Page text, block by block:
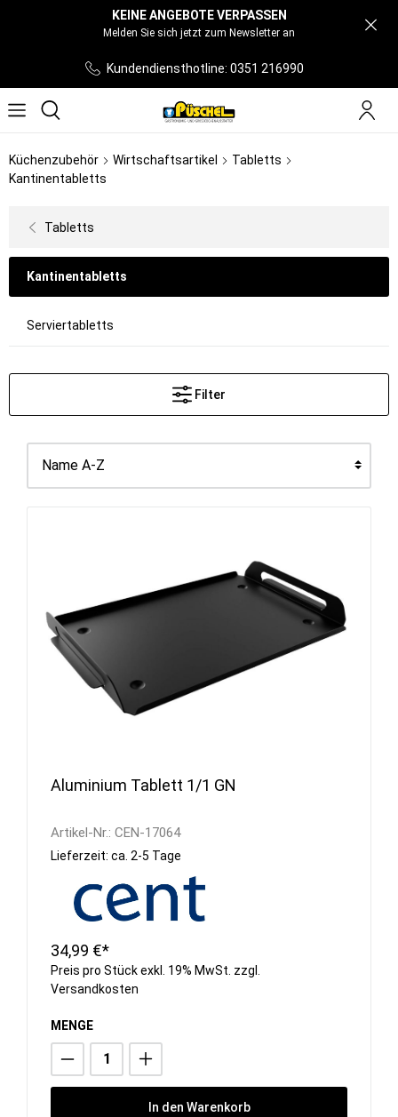
KEINE ANGEBOTE VERPASSEN
Melden Sie sich jetzt zum Newsletter an
Kundendiensthotline: 0351 216990
Küchenzubehör Wirtschaftsartikel
Tabletts
Kantinentabletts
Tabletts
Kantinentabletts
Serviertabletts
Filter
Aluminium Tablett 1/1 GN
Artikel-Nr.: CEN-17064
Lieferzeit: ca. 2-5 Tage
34,99 €*
Preis pro Stück exkl. 19% MwSt. zzgl.
Versandkosten
MENGE
In den Warenkorb